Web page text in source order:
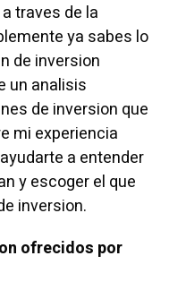
traves de la
ya sabes lo
de inversion
un analisis
de inversion que
mi experiencia
a entender
y escoger el que
inversion.
ofrecidos por